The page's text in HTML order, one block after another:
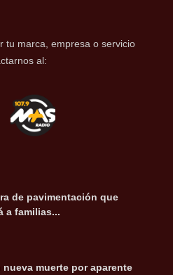
tu marca, empresa o servicio
al:
de pavimentación que
a familias...
nueva muerte por aparente